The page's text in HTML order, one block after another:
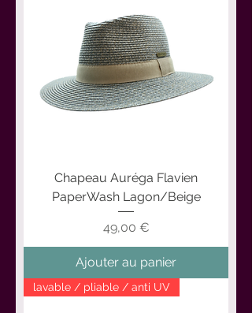
Chapeau Auréga Flavien
PaperWash Lagon/Beige
Prix
49,00 €
Ajouter au panier
lavable / pliable / anti UV